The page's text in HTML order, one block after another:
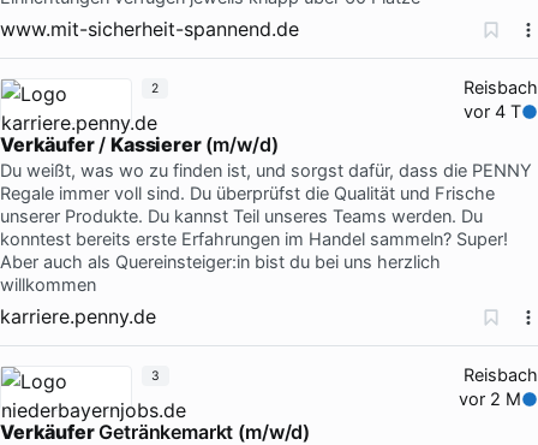
www.mit-sicherheit-spannend.de
Reisbach
vor 4 T
Verkäufer/Kassierer(m/w/d)
Du weißt, was wo zu finden ist, und sorgst dafür, dass die PENNY
Regale immer voll sind. Du überprüfst die Qualität und Frische
unserer Produkte. Du kannst Teil unseres Teams werden. Du
konntest bereits erste Erfahrungen im Handel sammeln? Super!
Aber auch als Quereinsteiger:in bist du bei uns herzlich
willkommen
karriere.penny.de
2
Reisbach
vor 2 M
VerkäuferGetränkemarkt (m/w/d)
3